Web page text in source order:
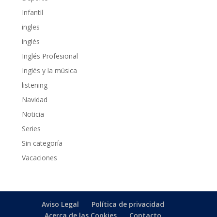
Infantil
ingles
inglés
Inglés Profesional
Inglés y la música
listening
Navidad
Noticia
Series
Sin categoría
Vacaciones
Aviso Legal
Política de privacidad